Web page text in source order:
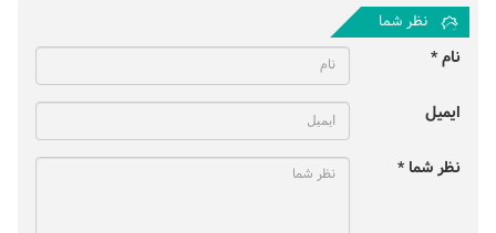
نظر شما
نام *
ایمیل
نظر شما *